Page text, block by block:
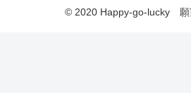
© 2020 Happy-go-lucky 願